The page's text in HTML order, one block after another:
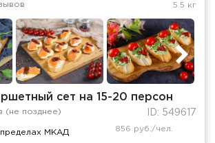
5.5 кг
сет на 15-20 персон
(не позднее) ID: 549617
МКАД 856 руб./чел.